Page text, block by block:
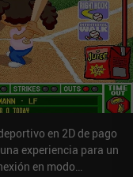
en 2D de pago
experiencia para un
en modo